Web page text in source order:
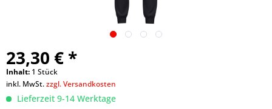
23,30 € *
Inhalt: 1 Stück
inkl. MwSt.zzgl. Versandkosten
Lieferzeit 9-14 Werktage